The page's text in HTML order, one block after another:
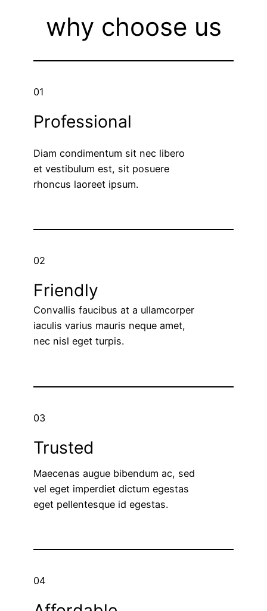
why choose us
01
Professional
Diam condimentum sit nec libero
et vestibulum est, sit posuere
rhoncus laoreet ipsum.
02
Friendly
Convallis faucibus at a ullamcorper
iaculis varius mauris neque amet,
nec nisl eget turpis.
03
Trusted
Maecenas augue bibendum ac, sed
vel eget imperdiet dictum egestas
eget pellentesque id egestas.
04